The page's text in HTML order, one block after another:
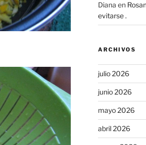
Diana en
evitarse .
ARCHIVOS
julio 2026
junio 2026
mayo 2026
abril 2026